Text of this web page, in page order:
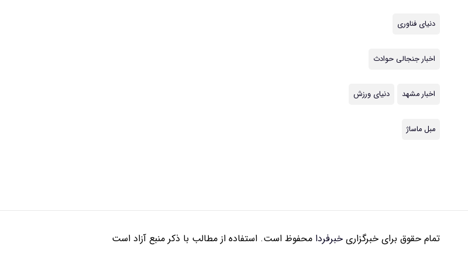
دنیای فناوری
اخبار جنجالی حوادث
اخبار مشهد دنیای ورزش
مبل ماساژ
تمام حقوق برای خبرگزاری خبرفردا محفوظ است. استفاده از مطالب با ذکر منبع آزاد است